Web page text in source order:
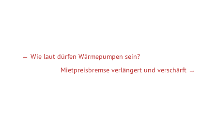
← Wie laut dürfen Wärmepumpen sein?
Mietpreisbremse verlängert und verschärft →